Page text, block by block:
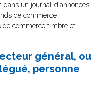
dans un journal d'annonces
de commerce
de commerce timbré et
général, ou
personne